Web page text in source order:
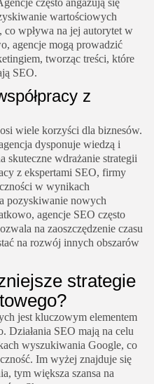
często angażują się
wartościowych
wpływa na jej autorytet w
agencje mogą prowadzić
tworząc treści, które
SEO.
z
wiele korzyści dla biznesów.
dysponuje wiedzą i
skuteczne wdrażanie strategii
z ekspertami SEO, firmy
w wynikach
pozyskiwanie nowych
agencje SEO często
na zaoszczędzenie czasu
na rozwój innych obszarów
strategie
jest kluczowym elementem
Działania SEO mają na celu
wyszukiwania Google, co
Im wyżej znajduje się
tym większa szansa na